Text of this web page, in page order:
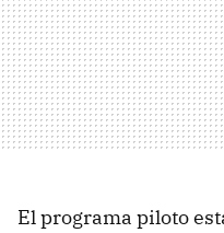
El programa piloto